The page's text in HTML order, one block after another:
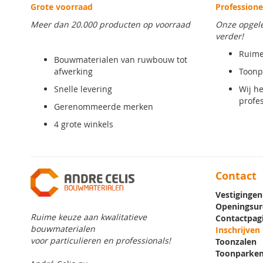
Grote voorraad
Meer dan 20.000 producten op voorraad
Bouwmaterialen van ruwbouw tot
afwerking
Snelle levering
Gerenommeerde merken
4 grote winkels
Onze
verder!
Wij
Ruime keuze aan kwalitatieve
bouwmaterialen
voor particulieren en professionals!
Contact
Vestigingen
Toonzalen